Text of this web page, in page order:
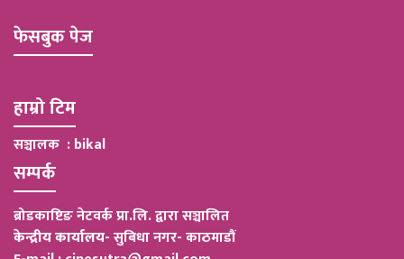
फेसबुक पेज
हाम्रो टिम
सञ्चालक : bikal
सम्पर्क
ब्रोडकाष्टिङ नेटवर्क प्रा.लि. द्वारा सञ्चालित
केन्द्रीय कार्यालय-सुबिधा नगर- काठमाडौं